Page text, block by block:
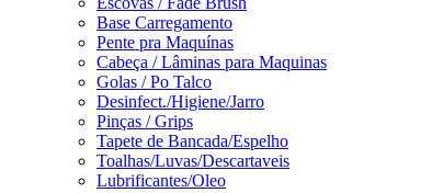
Base Carregamento
Pente pra Maquínas
Cabeça / Lâminas para Maquinas
Golas / Po Talco
Desinfect./Higiene/Jarro
Pinças / Grips
Tapete de Bancada/Espelho
Toalhas/Luvas/Descartaveis
Lubrificantes/Oleo